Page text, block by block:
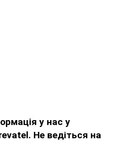
у нас у
Не ведіться на